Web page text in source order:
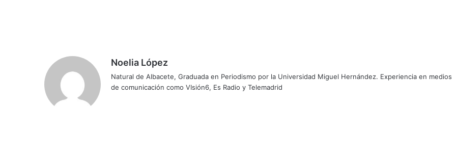
Noelia López
Natural de Albacete, Graduada en Periodismo por la Universidad Miguel Hernández. Experiencia en medios
de comunicación como VIsión6, Es Radio y Telemadrid